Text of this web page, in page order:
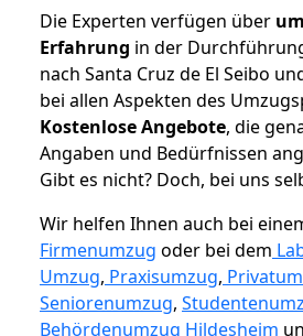
Die Experten verfügen über
Erfahrung in der
nach Santa Cruz de El Seibo
bei allen Aspekten des
Kostenlose Angebote, die
Angaben und Bedürfnissen
Gibt es nicht? Doch, bei uns
Wir helfen Ihnen auch bei
Firmenumzug oder bei dem
Umzug, Praxisumzug,
Seniorenumzug,
Behördenumzug Hildesheim